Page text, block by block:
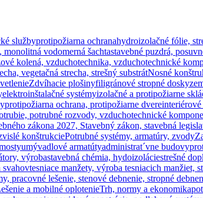
službyprotipožiarna ochranahydroizolačné fólie,
monolitná vodomerná šachtastavebné puzdrá,
kolená, vzduchotechnika, vzduchotechnické
vegetačná strecha, strešný substrátNosné
Zdvíhacie plošinyfiligránové stropné dosky
elektroinštalačné systémyizolačné a protipožiarne sklá
protipožiarna ochrana, protipožiarne dvere
potrubné rozvody, vzduchotechnické
zákona 2027, Stavebný zákon, stavebná
konštrukciePotrubné systémy, armatúry, zvody
umývadlové armatútyadministrat´vne budovy
výrobastavebná chémia, hydoizoláciestrešné
svahovtesniace manžety, výroba tesniacich manžiet,
pracovné lešenie, stenové debnenie, stropné
a mobilné oplotenieTrh, normy a ekonomika